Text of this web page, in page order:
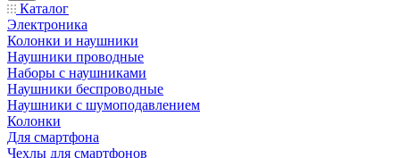
Каталог
Электроника
Колонки и наушники
Наушники проводные
Наборы с наушниками
Наушники беспроводные
Наушники с шумоподавлением
Колонки
Для смартфона
Чехлы для смартфонов